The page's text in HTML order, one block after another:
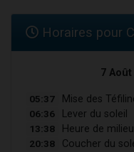
Horaires pour
7 Août
05:37 Mise des
06:36 Lever du soleil
13:38 Heure de
20:38 Coucher du